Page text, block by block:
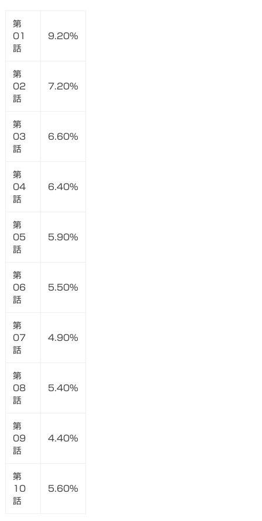
第
01
話
9.20%
第
02
話
7.20%
第
03
話
6.60%
第
04
話
6.40%
第
05
話
5.90%
第
06
話
5.50%
第
07
話
4.90%
第
08
話
5.40%
第
09
話
4.40%
第
10
話
5.60%